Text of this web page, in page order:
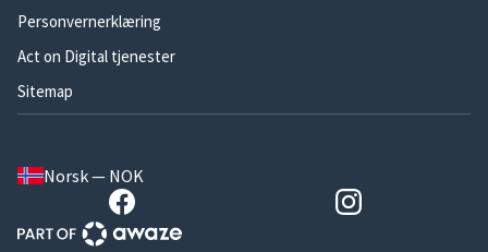
Personvernerklæring
Act on Digital tjenester
Sitemap
Norsk — NOK